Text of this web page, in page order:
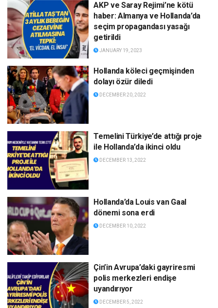
AKP ve Saray Rejimi’ne kötü
haber: Almanya ve Hollanda’da
seçim propagandası yasağı
getirildi
JANUARY 19, 2023
Hollanda köleci geçmişinden
dolayı özür diledi
DECEMBER 20, 2022
Temelini Türkiye’de attığı proje
ile Hollanda’da ikinci oldu
DECEMBER 13, 2022
Hollanda’da Louis van Gaal
dönemi sona erdi
DECEMBER 10, 2022
Çin’in Avrupa’daki gayriresmi
polis merkezleri endişe
uyandırıyor
DECEMBER 5, 2022